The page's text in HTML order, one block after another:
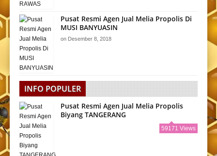
Pusat Resmi Agen Jual Melia Propolis Di
MUSI BANYUASIN
on Desember 8, 2018
INFO POPULER
Pusat Resmi Agen Jual Melia Propolis
Biyang TANGERANG
59171 Views